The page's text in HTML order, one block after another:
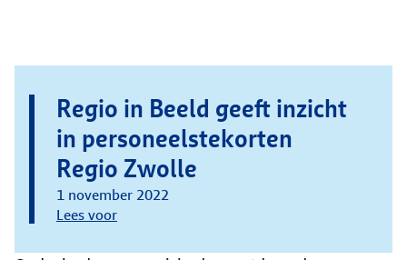
Regio in Beeld geeft inzicht
in personeelstekorten
Regio Zwolle
1 november 2022
Lees voor